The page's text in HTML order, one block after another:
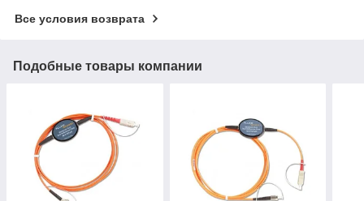
Все условия возврата
Подобные товары компании